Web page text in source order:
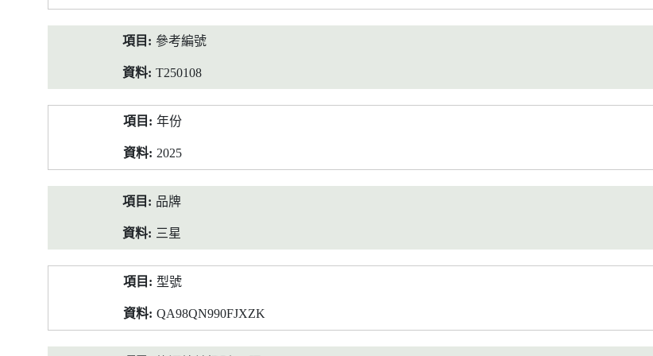
料
參考編號
T250108
年份
2025
品牌
三星
型號
QA98QN990FJXZK